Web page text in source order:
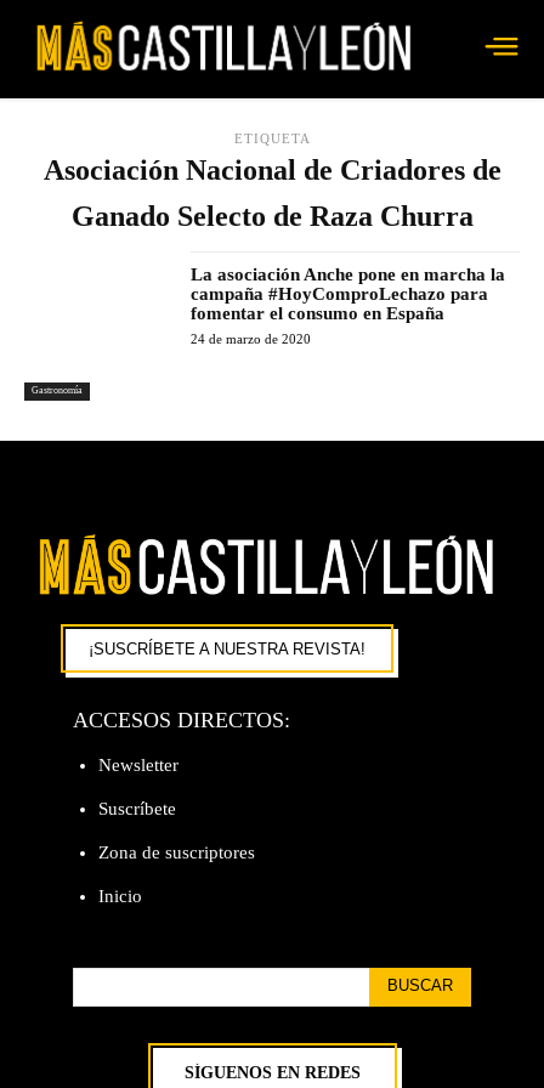
ETIQUETA
Asociación Nacional de Criadores de
Ganado Selecto de Raza Churra
Gastronomía
La asociación Anche pone en marcha la
campaña #HoyComproLechazo para
fomentar el consumo en España
24 de marzo de 2020
¡SUSCRÍBETE A NUESTRA REVISTA!
ACCESOS DIRECTOS:
Newsletter
Suscríbete
Zona de suscriptores
Inicio
BUSCAR
SÍGUENOS EN REDES